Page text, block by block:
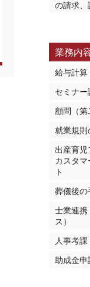
の請求
業務内
給与計算
セミナー
顧問（第
就業規則
出産育児
カスタ
ト
葬儀後の
士業連携
ス）
人事考
助成金申